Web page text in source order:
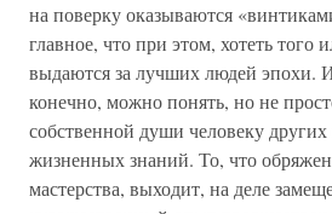
на поверку оказываются
главное, что при этом, хотеть того
выдаются за лучших людей эпохи.
конечно, можно понять, но не
собственной души человеку
жизненных знаний. То, что
мастерства, выходит, на деле